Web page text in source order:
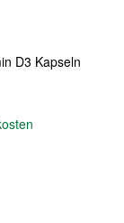
D3 Kapseln